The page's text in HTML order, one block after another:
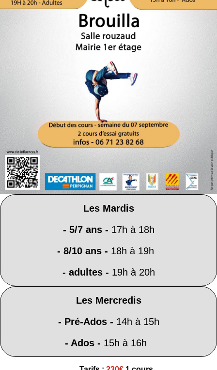
Les Mardis
- 5/7 ans - 17h à 18h
- 8/10 ans - 18h à 19h
- adultes - 19h à 20h
Les Mercredis
- Pré-Ados - 14h à 15h
- Ados - 15h à 16h